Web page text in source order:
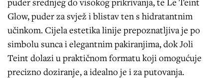
Glow, puder za svjež i blistav ten s hidratantnim
učinkom. Cijela estetika linije prepoznatljiva je po
simbolu sunca i elegantnim pakiranjima, dok Joli
Teint dolazi u praktičnom formatu koji omogućuje
precizno doziranje, a idealno je i za putovanja.